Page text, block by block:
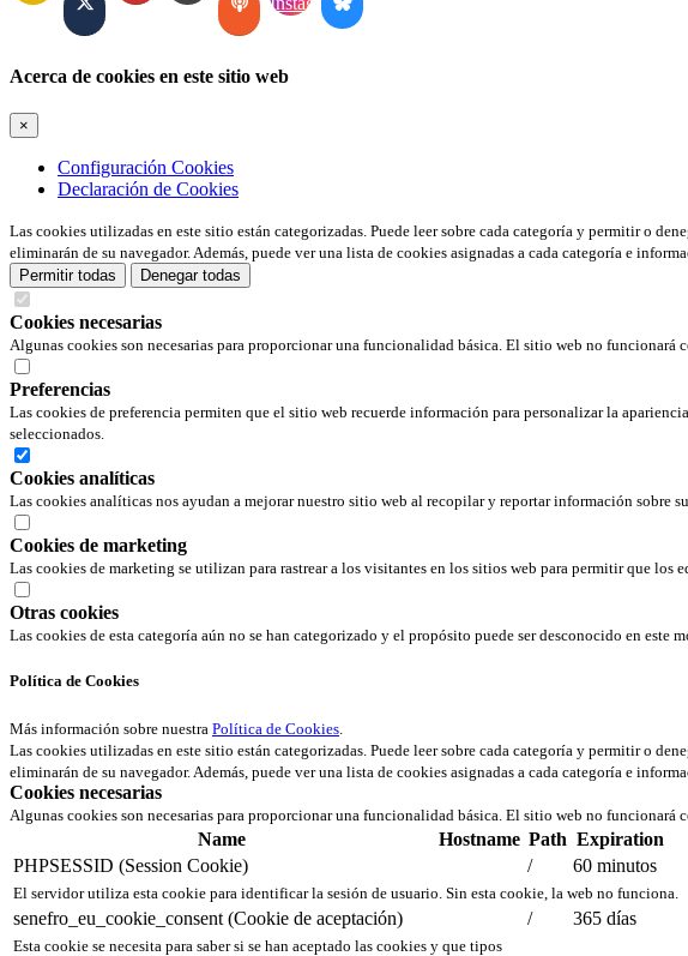
Acerca de cookies en este sitio web
×
Configuración Cookies
Declaración de Cookies
Las cookies utilizadas en este sitio están categorizadas. Puede leer sobre cada categoría y permitir o
eliminarán de su navegador. Además, puede ver una lista de cookies asignadas a cada categoría e
Permitir todas
Denegar todas
Cookies necesarias
Algunas cookies son necesarias para proporcionar una funcionalidad básica. El sitio web no
Preferencias
Las cookies de preferencia permiten que el sitio web recuerde información para personalizar la
seleccionados.
Cookies analíticas
Las cookies analíticas nos ayudan a mejorar nuestro sitio web al recopilar y reportar información sobre
Cookies de marketing
Las cookies de marketing se utilizan para rastrear a los visitantes en los sitios web para permitir que los
Otras cookies
Las cookies de esta categoría aún no se han categorizado y el propósito puede ser desconocido en este
Política de Cookies
Más información sobre nuestra Política de Cookies.
Las cookies utilizadas en este sitio están categorizadas. Puede leer sobre cada categoría y permitir o
eliminarán de su navegador. Además, puede ver una lista de cookies asignadas a cada categoría e
Cookies necesarias
Algunas cookies son necesarias para proporcionar una funcionalidad básica. El sitio web no
Name Hostname Path Expiration
PHPSESSID (Session Cookie)
/ 60 minutos
El servidor utiliza esta cookie para identificar la sesión de usuario. Sin esta cookie, la web no funciona.
senefro_eu_cookie_consent (Cookie de aceptación) / 365 días
Esta cookie se necesita para saber si se han aceptado las cookies y que tipos